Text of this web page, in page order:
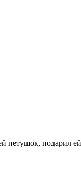
петушок, подарил